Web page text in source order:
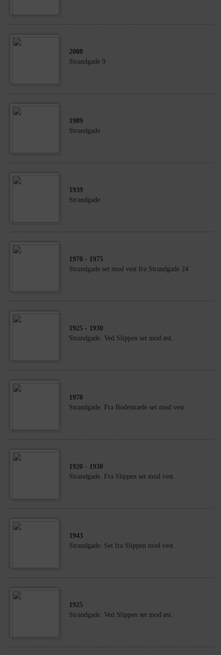
2008
Strandgade 9
1989
Strandgade
1939
Strandgade
1970 - 1975
Strandgade set mod vest fra Strandgade 24
1925 - 1930
Strandgade. Ved Slippen set mod øst.
1978
Strandgade. Fra Bodestræde set mod vest.
1920 - 1930
Strandgade. Fra Slippen set mod vest.
1943
Strandgade. Set fra Slippen mod vest.
1925
Strandgade. Ved Slippen set mod øst.